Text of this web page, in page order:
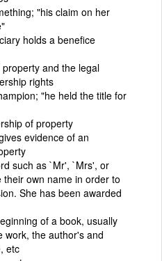
"his claim on her
holds a benefice
and the legal
rights
"he held the title for
of property
evidence of an
such as `Mr', `Mrs', or
own name in order to
She has been awarded
of a book, usually
work, the author's and
etc